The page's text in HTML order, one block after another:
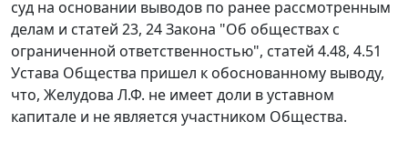
суд на основании выводов по ранее рассмотренным
делам и статей 23, 24 Закона "Об обществах с
ограниченной ответственностью", статей 4.48, 4.51
Устава Общества пришел к обоснованному выводу,
что, Желудова Л.Ф. не имеет доли в уставном
капитале и не является участником Общества.